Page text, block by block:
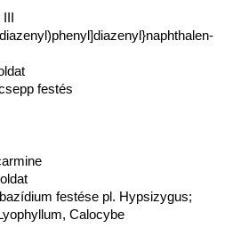
festés
festése pl. Hypsizygus;
Calocybe